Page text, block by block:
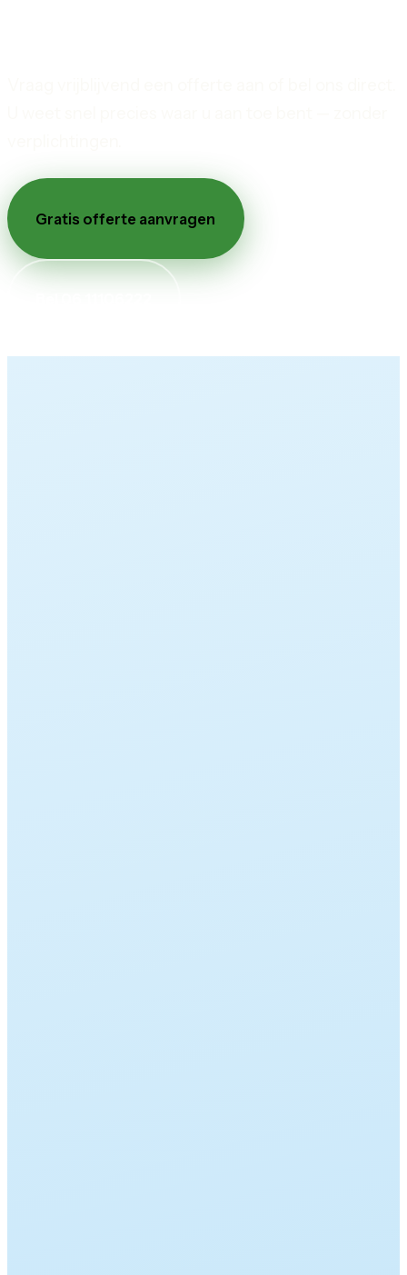
Gratis offerte aanvragen